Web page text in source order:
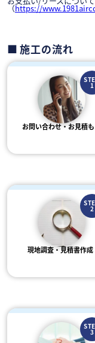
（https://
施工の流れ
1
お問い合わせ・お見積も
2
現地調査・見積書作成
3